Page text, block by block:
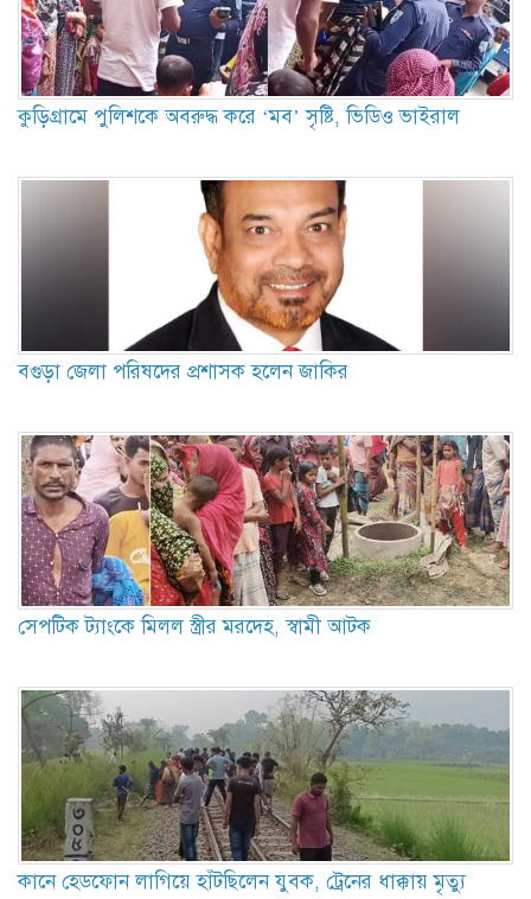
কুড়িগ্রামে পুলিশকে অবরুদ্ধ করে ‘মব’ সৃষ্টি, ভিডিও ভাইরাল
বগুড়া জেলা পরিষদের প্রশাসক হলেন জাকির
সেপটিক ট্যাংকে মিলল স্ত্রীর মরদেহ, স্বামী আটক
কানে হেডফোন লাগিয়ে হাঁটছিলেন যুবক, ট্রেনের ধাক্কায় মৃত্যু